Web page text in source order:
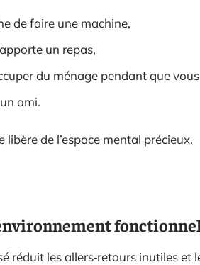
de faire une machine,
un repas,
du ménage pendant que
ami.
libère de l’espace mental précieux.
fonctionnel
réduit les allers‑retours inutiles et